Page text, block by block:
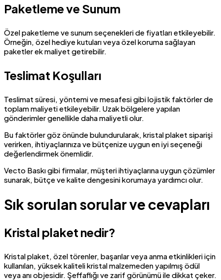
Paketleme ve Sunum
Özel paketleme ve sunum seçenekleri de fiyatları etkileyebilir.
Örneğin, özel hediye kutuları veya özel koruma sağlayan
paketler ek maliyet getirebilir.
Teslimat Koşulları
Teslimat süresi, yöntemi ve mesafesi gibi lojistik faktörler de
toplam maliyeti etkileyebilir. Uzak bölgelere yapılan
gönderimler genellikle daha maliyetli olur.
Bu faktörler göz önünde bulundurularak, kristal plaket siparişi
verirken, ihtiyaçlarınıza ve bütçenize uygun en iyi seçeneği
değerlendirmek önemlidir.
Vecto Baskı gibi firmalar, müşteri ihtiyaçlarına uygun çözümler
sunarak, bütçe ve kalite dengesini korumaya yardımcı olur.
Sık sorulan sorular ve cevapları
Kristal plaket nedir?
Kristal plaket, özel törenler, başarılar veya anma etkinlikleri için
kullanılan, yüksek kaliteli kristal malzemeden yapılmış ödül
veya anı objesidir. Şeffaflığı ve zarif görünümü ile dikkat çeker.